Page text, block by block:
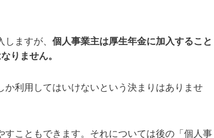
ますが、 個人事業主は厚生年金に加入すること
りません。
利用してはいけないという決まりはありませ
こともできます。 それについては後の「個人事